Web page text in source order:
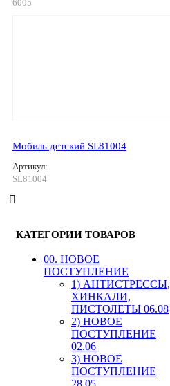
6005
Мобиль детский SL81004
Артикул:
SL81004
КАТЕГОРИИ ТОВАРОВ
00. HОВОЕ
ПОСТУПЛЕНИЕ
1) АНТИСТРЕССЫ,
ХИНКАЛИ,
ПИСТОЛЕТЫ 06.08
2) НОВОЕ
ПОСТУПЛЕНИЕ
02.06
3) НОВОЕ
ПОСТУПЛЕНИЕ
28.05